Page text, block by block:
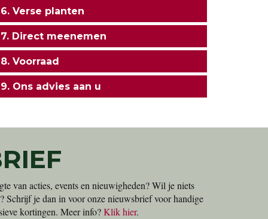
6. Verse planten
7. Direct meenemen
8. Voorraad
9. Ons advies aan u
van acties, events en nieuwigheden? Wil je niets
Schrijf je dan in voor onze nieuwsbrief voor handige
kortingen. Meer info?Klik hier.